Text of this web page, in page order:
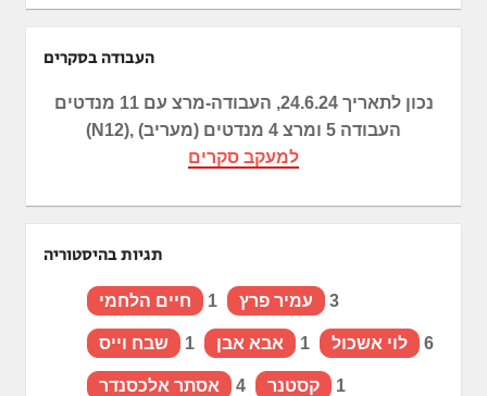
העבודה בסקרים
נכון לתאריך 24.6.24
, העבודה-מרצ עם 11 מנדטים
(N12), העבודה 5 ומרצ 4 מנדטים (מעריב)
למעקב סקרים
תגיות בהיסטוריה
חיים הלחמי 1 עמיר פרץ 3
שבח וייס 1 אבא אבן 1 לוי אשכול 6
אסתר אלכסנדר 4 קסטנר 1